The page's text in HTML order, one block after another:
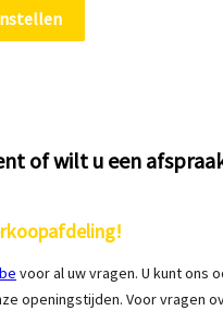
of wilt u een
voor al uw vragen. U kunt ons
openingstijden. Voor vragen